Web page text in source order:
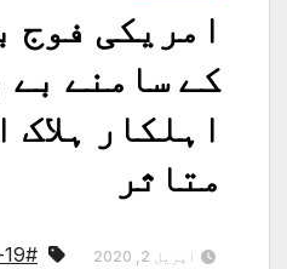
امریکی فوج
کے سامنے بے
متاثر
اپریل 2, 2020 #convid--19